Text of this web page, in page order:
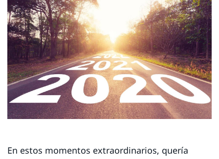
En estos momentos extraordinarios, quería